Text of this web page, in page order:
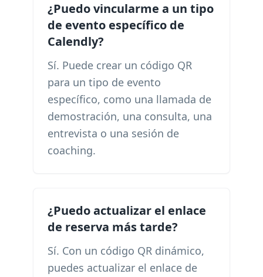
¿Puedo vincularme a un tipo
de evento específico de
Calendly?
Sí. Puede crear un código QR
para un tipo de evento
específico, como una llamada de
demostración, una consulta, una
entrevista o una sesión de
coaching.
¿Puedo actualizar el enlace
de reserva más tarde?
Sí. Con un código QR dinámico,
puedes actualizar el enlace de